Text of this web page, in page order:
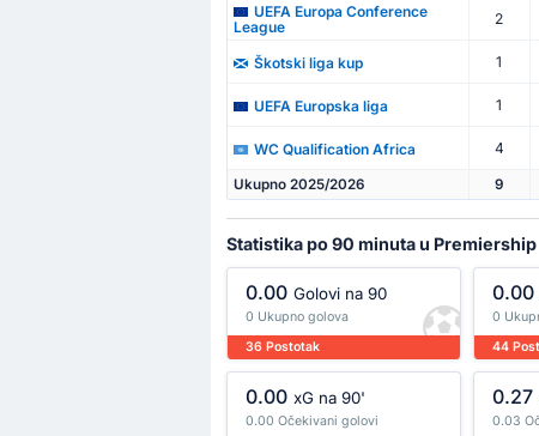
UEFA Europa Conference
League
2
Škotski liga kup 1
UEFA Europska liga 1
WC Qualification Africa 4
Ukupno 2025/2026 9
Statistika po 90 minuta u Premiership
0.00 Golovi na 90
0 Ukupno golova
36 Postotak
0.00
0
44
0.00 xG na 90'
0.00 Očekivani golovi
0.27
0.03